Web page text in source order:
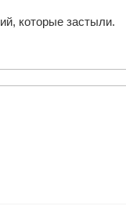
которые застыли.